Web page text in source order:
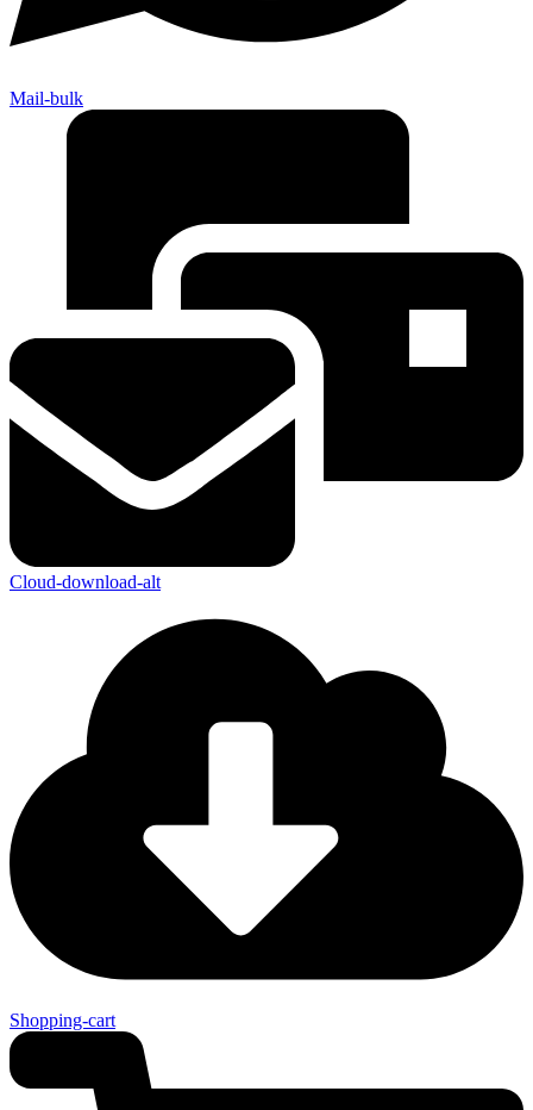
Mail-bulk
Cloud-download-alt
Shopping-cart